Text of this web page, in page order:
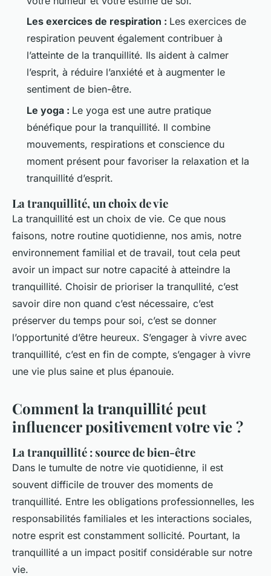
Les exercices de respiration : Les exercices de
respiration peuvent également contribuer à
l’atteinte de la tranquillité. Ils aident à calmer
l’esprit, à réduire l’anxiété et à augmenter le
sentiment de bien-être.
Le yoga : Le yoga est une autre pratique
bénéfique pour la tranquillité. Il combine
mouvements, respirations et conscience du
moment présent pour favoriser la relaxation et la
tranquillité d’esprit.
La tranquillité, un choix de vie
La tranquillité est un choix de vie. Ce que nous
faisons, notre routine quotidienne, nos amis, notre
environnement familial et de travail, tout cela peut
avoir un impact sur notre capacité à atteindre la
tranquillité. Choisir de prioriser la tranqullité, c’est
savoir dire non quand c’est nécessaire, c’est
préserver du temps pour soi, c’est se donner
l’opportunité d’être heureux. S’engager à vivre avec
tranquillité, c’est en fin de compte, s’engager à vivre
une vie plus saine et plus épanouie.
Comment la tranquillité peut
influencer positivement votre vie ?
La tranquillité : source de bien-être
Dans le tumulte de notre vie quotidienne, il est
souvent difficile de trouver des moments de
tranquillité. Entre les obligations professionnelles, les
responsabilités familiales et les interactions sociales,
notre esprit est constamment sollicité. Pourtant, la
tranquillité a un impact positif considérable sur notre
vie.